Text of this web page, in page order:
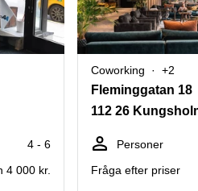
4 - 6
4 000 kr.
Coworking +2
Fleminggatan 18
112 26
Personer
Fråga efter priser